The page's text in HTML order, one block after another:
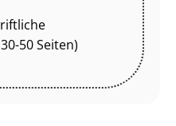
50 Seiten)